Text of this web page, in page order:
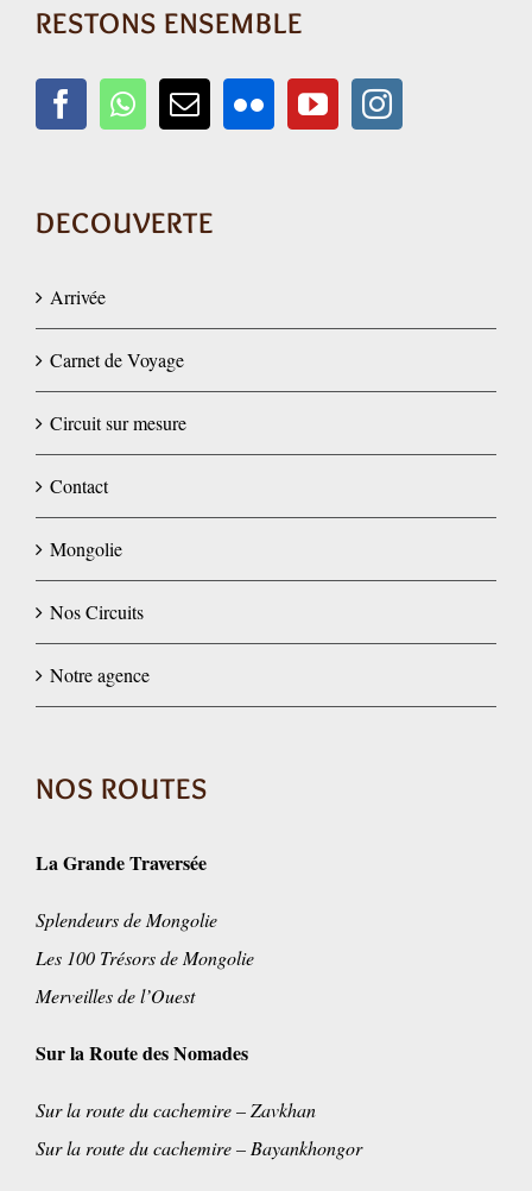
RESTONS ENSEMBLE
DECOUVERTE
Arrivée
Carnet de Voyage
Circuit sur mesure
Contact
Mongolie
Nos Circuits
Notre agence
NOS ROUTES
La Grande Traversée
Splendeurs de Mongolie
Les 100 Trésors de Mongolie
Merveilles de l’Ouest
Sur la Route des Nomades
Sur la route du cachemire – Zavkhan
Sur la route du cachemire – Bayankhongor